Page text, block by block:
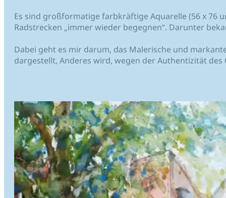
Es sind großformatige farbkräftige Aquarelle (56 x 76
Radstrecken „immer wieder begegnen“. Darunter
Dabei geht es mir darum, das Malerische und
dargestellt, Anderes wird, wegen der Authentizität